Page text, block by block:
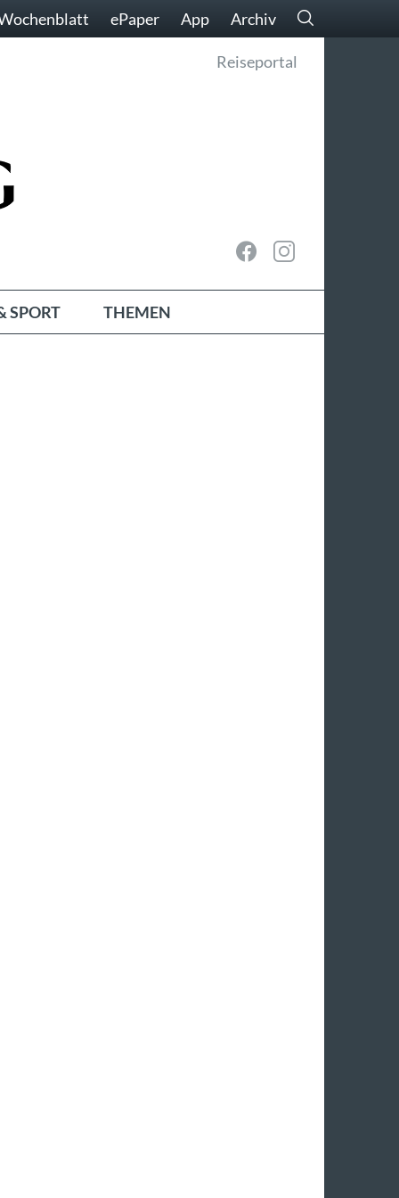
ePaper App Archiv
Reiseportal
SPORT THEMEN